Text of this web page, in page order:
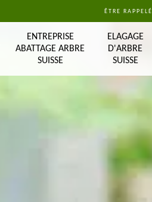
ÊTRE RAPPELÉ
ENTREPRISE
ABATTAGE ARBRE
SUISSE
ELAGAGE
D'ARBRE
SUISSE